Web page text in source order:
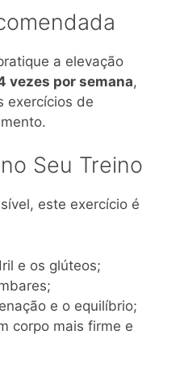
a elevação
vezes por semana,
exercícios de
Seu Treino
este exercício é
e os glúteos;
e o equilíbrio;
corpo mais firme e